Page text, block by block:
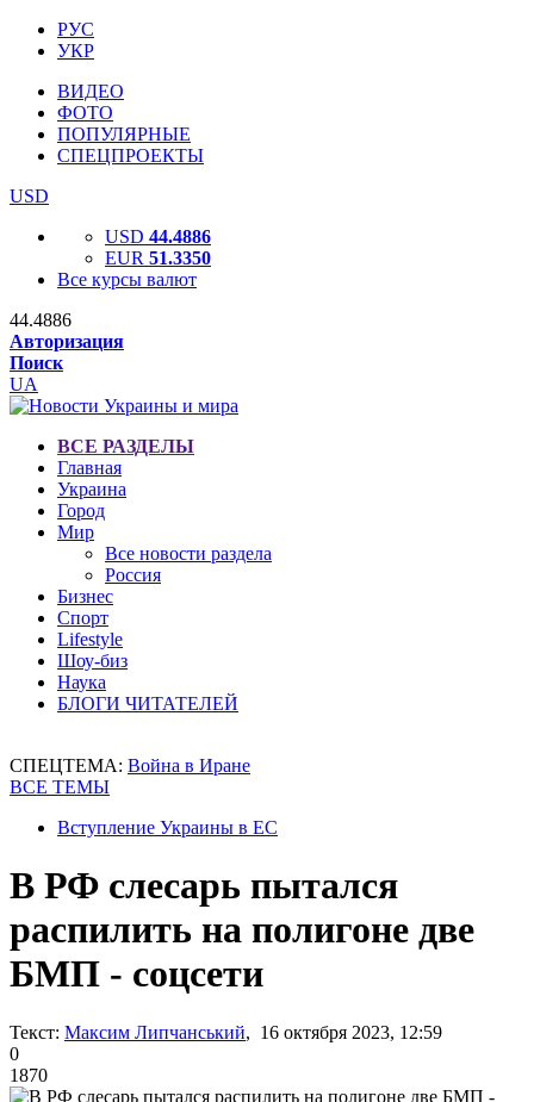
РУС
УКР
ВИДЕО
ФОТО
ПОПУЛЯРНЫЕ
СПЕЦПРОЕКТЫ
USD
USD 44.4886
EUR 51.3350
Все курсы валют
44.4886
Авторизация
Поиск
UA
ВСЕ РАЗДЕЛЫ
Главная
Украина
Город
Мир
Все новости раздела
Россия
Бизнес
Спорт
Lifestyle
Шоу-биз
Наука
БЛОГИ ЧИТАТЕЛЕЙ
СПЕЦТЕМА: Война в Иране
ВСЕ ТЕМЫ
Вступление Украины в ЕС
В РФ слесарь пытался
распилить на полигоне две
БМП - соцсети
Текст: Максим Липчанський, 16 октября 2023, 12:59
0
1870